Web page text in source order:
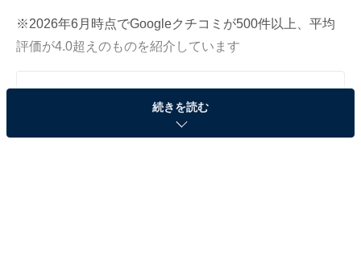
※2026年6月時点でGoogleクチコミが500件以上、平均
評価が4.0超えのものを紹介しています
続きを読む